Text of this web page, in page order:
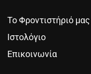
Το Φροντιστήριό μας
Ιστολόγιο
Επικοινωνία